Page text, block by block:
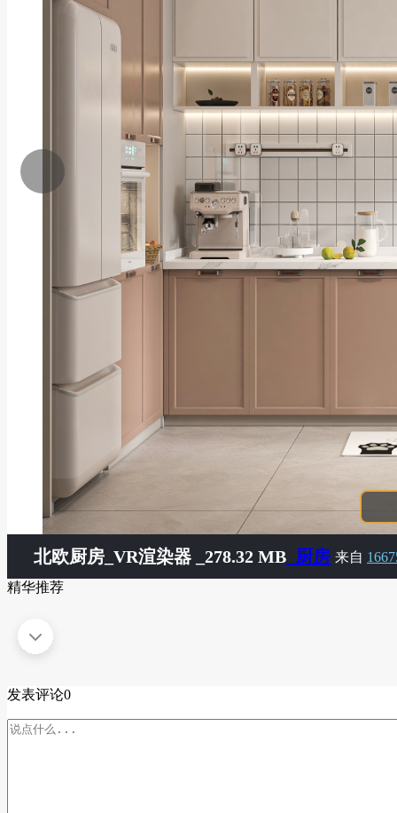
北欧厨房 _VR渲染器 _278.32 MB _厨房 来自
精华推荐
发表评论0